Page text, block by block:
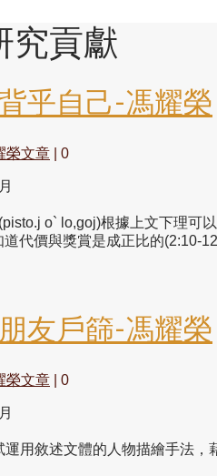
究貢獻
乎自己-馮耀榮
榮文章 0
(pisto.j o` lo,goj)根據上文下理
道代價與獎賞是成正比的(2:10-
友戶篩-馮耀榮
榮文章 0
運用敘述文體的人物描繪手法